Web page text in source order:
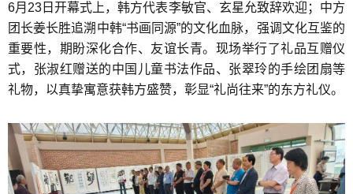
6月23日开幕式上，韩方代表李敏官、玄星允致辞欢迎；中方
团长姜长胜追溯中韩“书画同源”的文化血脉，强调文化互鉴的
重要性，期盼深化合作、友谊长青。现场举行了礼品互赠仪
式，张淑红赠送的中国儿童书法作品、张翠玲的手绘团扇等
礼物，以真挚寓意获韩方盛赞，彰显“礼尚往来”的东方礼仪。